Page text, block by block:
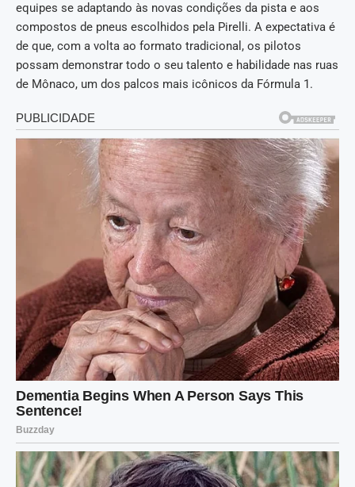
equipes se adaptando às novas condições da pista e aos
compostos de pneus escolhidos pela Pirelli. A expectativa é
de que, com a volta ao formato tradicional, os pilotos
possam demonstrar todo o seu talento e habilidade nas ruas
de Mônaco, um dos palcos mais icônicos da Fórmula 1.